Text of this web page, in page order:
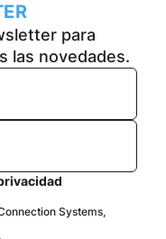
para
las novedades.
Systems,